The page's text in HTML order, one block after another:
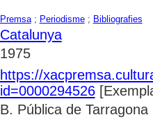
Premsa; Periodisme; Bibliografies
Catalunya
1975
https://
id=0000294526
B. Pública de Tarragona